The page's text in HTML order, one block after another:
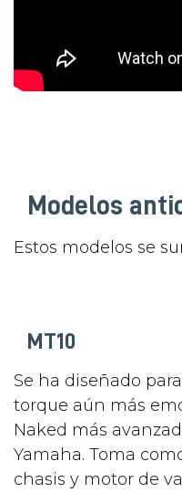
Modelos
Estos modelos se
MT10
Se ha diseñado
torque aún más
Naked más
Yamaha. Toma
chasis y motor de